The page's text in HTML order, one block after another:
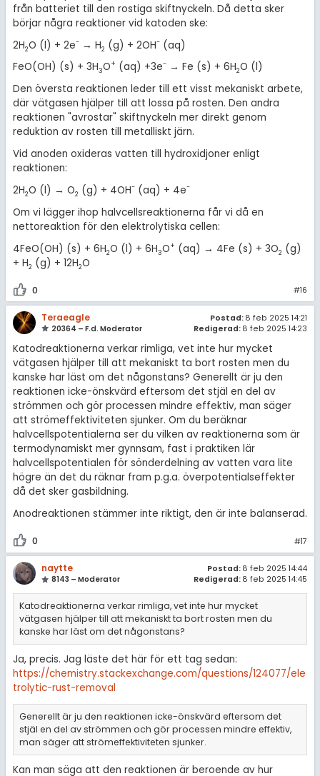
från batteriet till den rostiga skiftnyckeln. Då detta sker
börjar några reaktioner vid katoden ske:
2H2O (l) + 2e-→ H2 (g) + 2OH-(aq)
FeO(OH) (s) + 3H3O+ (aq) +3e-→ Fe (s) + 6H2O (l)
Den översta reaktionen leder till ett visst mekaniskt arbete,
där vätgasen hjälper till att lossa på rosten. Den andra
reaktionen "avrostar" skiftnyckeln mer direkt genom
reduktion av rosten till metalliskt järn.
Vid anoden oxideras vatten till hydroxidjoner enligt
reaktionen:
2H2O (l) → O2 (g) + 4OH-(aq) + 4e-
Om vi lägger ihop halvcellsreaktionerna får vi då en
nettoreaktion för den elektrolytiska cellen:
4FeO(OH) (s) + 6H2O (l) + 6H3O+ (aq) → 4Fe (s) + 3O2 (g)
+ H2 (g) + 12H2O
0 #16
Teraeagle
20364 – F.d. Moderator
Postad: 8 feb 2025 14:21
Redigerad: 8 feb 2025 14:23
Katodreaktionerna verkar rimliga, vet inte hur mycket
vätgasen hjälper till att mekaniskt ta bort rosten men du
kanske har läst om det någonstans? Generellt är ju den
reaktionen icke-önskvärd eftersom det stjäl en del av
strömmen och gör processen mindre effektiv, man säger
att strömeffektiviteten sjunker. Om du beräknar
halvcellspotentialerna ser du vilken av reaktionerna som är
termodynamiskt mer gynnsam, fast i praktiken lär
halvcellspotentialen för sönderdelning av vatten vara lite
högre än det du räknar fram p.g.a. överpotentialseffekter
då det sker gasbildning.
Anodreaktionen stämmer inte riktigt, den är inte balanserad.
0 #17
naytte
8143 – Moderator
Postad: 8 feb 2025 14:44
Redigerad: 8 feb 2025 14:45
Katodreaktionerna verkar rimliga, vet inte hur mycket
vätgasen hjälper till att mekaniskt ta bort rosten men du
kanske har läst om det någonstans?
Ja, precis. Jag läste det här för ett tag sedan:
https://chemistry.stackexchange.com/questions/124077/ele
trolytic-rust-removal
Generellt är ju den reaktionen icke-önskvärd eftersom det
stjäl en del av strömmen och gör processen mindre effektiv,
man säger att strömeffektiviteten sjunker.
Kan man säga att den reaktionen är beroende av hur